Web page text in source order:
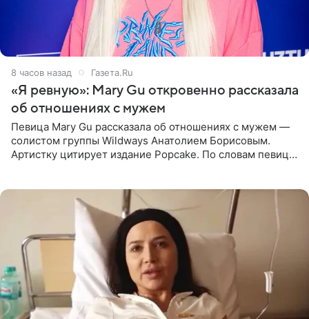
8 часов назад Газета.Ru
«Я ревную»: Mary Gu откровенно рассказала
об отношениях с мужем
Певица Mary Gu рассказала об отношениях с мужем —
солистом группы Wildways Анатолием Борисовым.
Артистку цитирует издание Popcake. По словам певицы,